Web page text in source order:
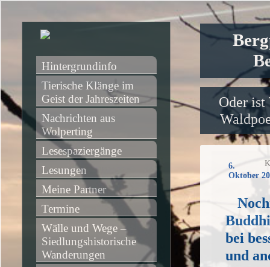
Oder ist
6.
Oktober
bei
und
Hintergrundinfo
Tierische Klänge im
Geist der Jahreszeiten
Nachrichten aus
Wolperting
Lesespaziergänge
Lesungen
Meine Partner
Termine
Wälle und Wege –
Siedlungshistorische
Wanderungen